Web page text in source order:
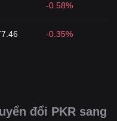
-0.58%
-0.35%
đổi PKR sang